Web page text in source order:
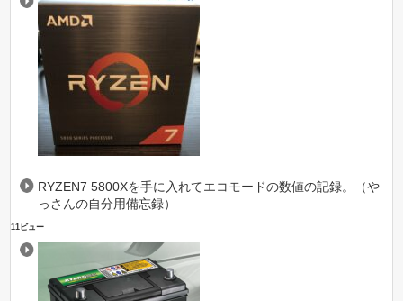
RYZEN7 5800Xを手に入れてエコモードの数値の記録。（や
っさんの自分用備忘録）
11ビュー